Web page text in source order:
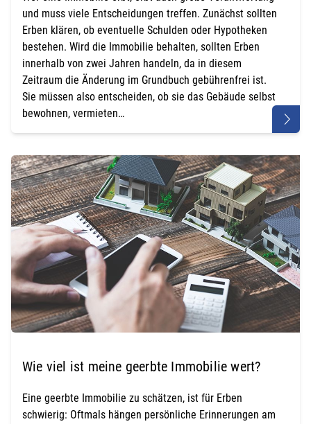
und muss viele Entscheidungen treffen. Zunächst sollten
Erben klären, ob eventuelle Schulden oder Hypotheken
bestehen. Wird die Immobilie behalten, sollten Erben
innerhalb von zwei Jahren handeln, da in diesem
Zeitraum die Änderung im Grundbuch gebührenfrei ist.
Sie müssen also entscheiden, ob sie das Gebäude selbst
bewohnen, vermieten…
Wie viel ist meine geerbte Immobilie wert?
Eine geerbte Immobilie zu schätzen, ist für Erben
schwierig: Oftmals hängen persönliche Erinnerungen am